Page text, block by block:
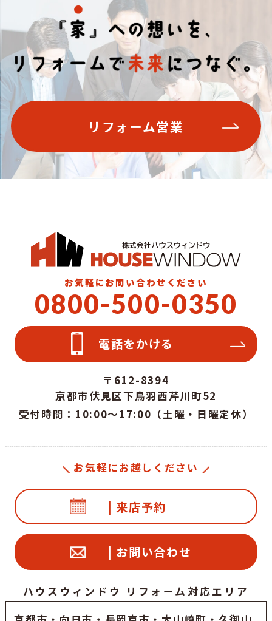
リフォーム営業
お気軽にお問い合わせください
0800-500-0350
電話をかける
〒612-8394
京都市伏見区下鳥羽西芹川町52
受付時間：10:00～17:00（土曜・日曜定休）
お気軽にお越しください
| 来店予約
| お問い合わせ
ハウスウィンドウ リフォーム対応エリア